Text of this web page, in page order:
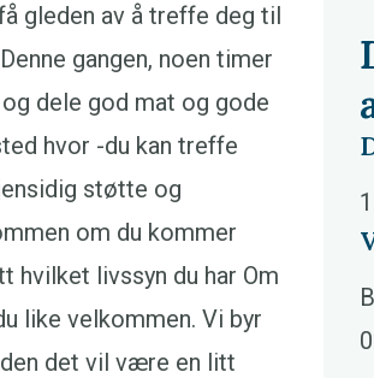
gleden av å treffe deg til
gangen, noen timer
dele god mat og gode
hvor -du kan treffe
støtte og
om du kommer
hvilket livssyn du har Om
like velkommen. Vi byr
det vil være en litt